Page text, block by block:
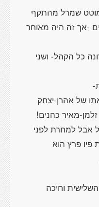
שמרל מהתקף
-אך זה היה מאוחר
כל הקהל- ושני
של אהרן-יצחק
אבל למחרת לפני
פיו פרץ הוא
וחיכה